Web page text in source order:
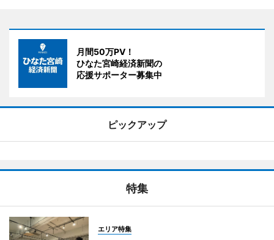
月間50万PV！
ひなた宮崎経済新聞の
応援サポーター募集中
ピックアップ
特集
エリア特集